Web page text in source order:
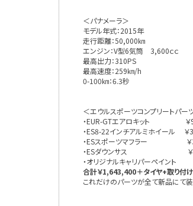
＜パナメーラ＞
モデル年式：2015年
走行距離：50,000㎞
エンジン：V型6気筒 3,600ｃｃ
最高出力：310PS
最高速度：259㎞/h
0-100㎞：6.3秒
＜エウルスポーツコンプリートパー
・EUR-GTエアロキット
・ES8-22インチアルミホイール
・ESスポーツマフラー ￥
・ESダウンサス ￥
・オリジナルキャリパーペイント
合計￥1,643,400＋タイヤ+取り付
これだけのパーツが全て新品にて